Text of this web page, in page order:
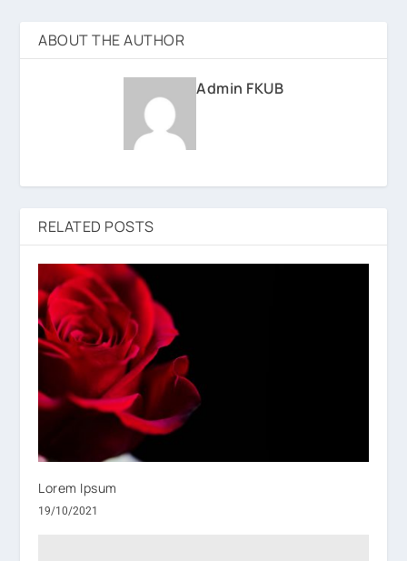
ABOUT THE AUTHOR
Admin FKUB
RELATED POSTS
Lorem Ipsum
19/10/2021